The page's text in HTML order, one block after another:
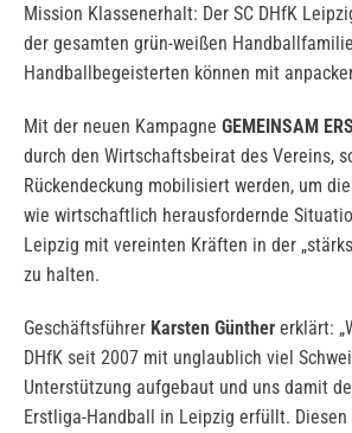
Mission Klassenerhalt: Der SC DHfK
der gesamten grün-weißen
Handballbegeisterten können mit
Mit der neuen Kampagne GEMEINSAM
durch den Wirtschaftsbeirat des Vereins,
Rückendeckung mobilisiert werden, um
wie wirtschaftlich herausfordernde
Leipzig mit vereinten Kräften in der
zu halten.
Geschäftsführer Karsten Günther erklärt:
DHfK seit 2007 mit unglaublich viel
Unterstützung aufgebaut und uns damit
Erstliga-Handball in Leipzig erfüllt.